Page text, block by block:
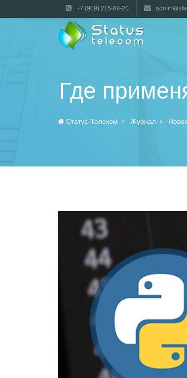
+7 (909) 215-69-20
Где
Статус-Телеком Журнал